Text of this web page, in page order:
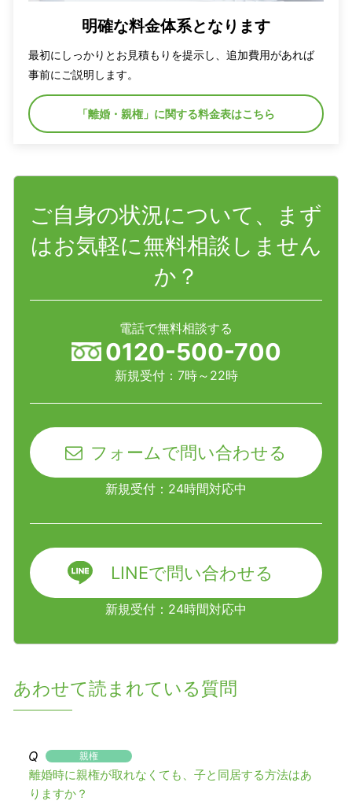
明確な料金体系となります
最初にしっかりとお見積もりを提示し、追加費用があれば
事前にご説明します。
「離婚・親権」に関する料金表はこちら
ご自身の状況について、まず
はお気軽に無料相談しません
か？
電話で無料相談する
0120-500-700
新規受付：7時～22時
フォームで問い合わせる
新規受付：24時間対応中
LINEで問い合わせる
新規受付：24時間対応中
あわせて読まれている質問
親権
離婚時に親権が取れなくても、子と同居する方法はあ
りますか？